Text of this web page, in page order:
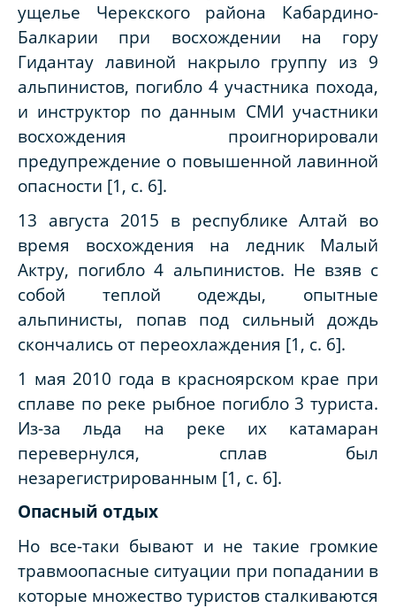
ущелье Черекского района Кабардино-
Балкарии при восхождении на гору
Гидантау лавиной накрыло группу из 9
альпинистов, погибло 4 участника похода,
и инструктор по данным СМИ участники
восхождения проигнорировали
предупреждение о повышенной лавинной
опасности [1, c. 6].
13 августа 2015 в республике Алтай во
время восхождения на ледник Малый
Актру, погибло 4 альпинистов. Не взяв с
собой теплой одежды, опытные
альпинисты, попав под сильный дождь
скончались от переохлаждения [1, c. 6].
1 мая 2010 года в красноярском крае при
сплаве по реке рыбное погибло 3 туриста.
Из-за льда на реке их катамаран
перевернулся, сплав был
незарегистрированным [1, c. 6].
Опасный отдых
Но все-таки бывают и не такие громкие
травмоопасные ситуации при попадании в
которые множество туристов сталкиваются